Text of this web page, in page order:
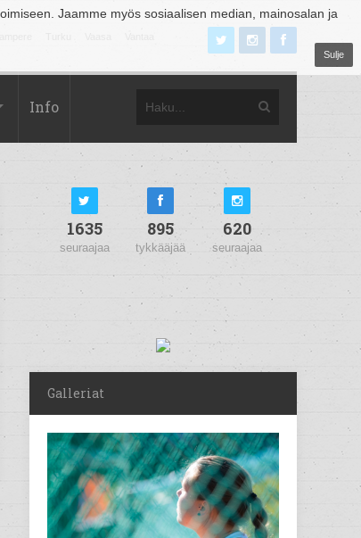
Jaamme myös sosiaalisen median, mainosalan ja
Sulje
Info
1635
seuraajaa
895
tykkääjää
620
seuraajaa
Galleriat